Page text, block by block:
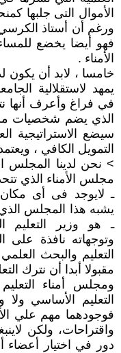
الأموال التى جلبها
ورغم أن أستاذ
فهو أيضا يخضع
الأمناء .
خامسا ، لابد أن يكون
يمهد لاستقلالية
في فراغ وأعرف أنها
الذي يضم شخصيات
سيضع الاستراتيجية
التمويل الكافي ،
> نحن لدينا المجلس
مجلس الأمناء الذي
ـ لايوجد فى أى
يشبه هذا المجلس
ـ هو وزير التعليم
وتوجهاته نافذة على
التعليم والبحث
مقبولا أبدا أن نترك
ومجلس أمناء
التعليم الأساسي
فوجودهما مهم علي
واقتراحات، ولكن
دور في اختيار أعضاء